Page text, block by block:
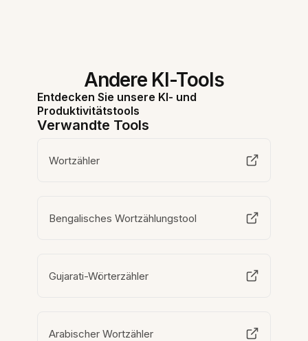
Andere KI-Tools
Entdecken Sie unsere KI- und
Produktivitätstools
Verwandte Tools
Wortzähler
Bengalisches Wortzählungstool
Gujarati-Wörterzähler
Arabischer Wortzähler